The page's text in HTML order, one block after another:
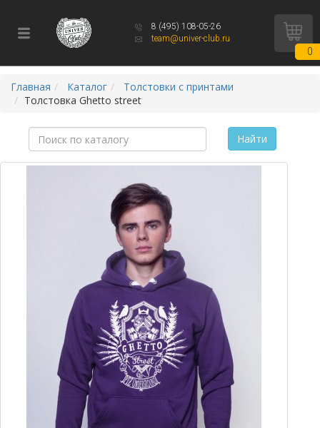
8 (495) 108-05-26
team@univer-club.ru
0
Главная Каталог
Толстовки с принтами
Толстовка Ghetto street
Найти